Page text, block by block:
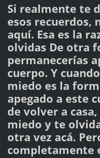
Si realmente te
esos recuerdos,
aquí. Esa es la
olvidas De otra
permanecerías
cuerpo. Y
miedo es la
apegado a este
de volver a
miedo y te
otra vez acá.
completamente